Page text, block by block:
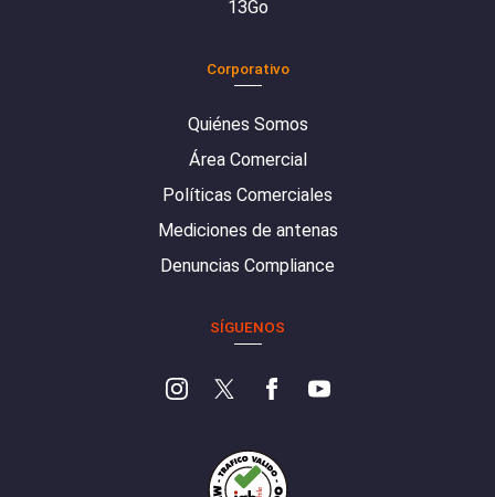
13Go
Corporativo
Quiénes Somos
Área Comercial
Políticas Comerciales
Mediciones de antenas
Denuncias Compliance
SÍGUENOS